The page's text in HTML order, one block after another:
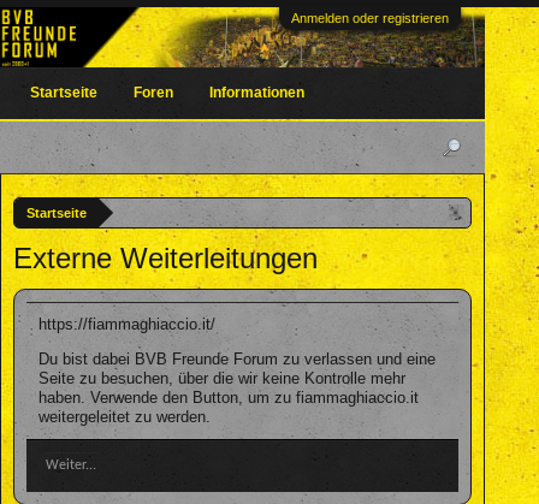
Anmelden oder registrieren
Startseite
Externe Weiterleitungen
https://fiammaghiaccio.it/
Du bist dabei BVB Freunde Forum zu verlassen und eine
Seite zu besuchen, über die wir keine Kontrolle mehr
haben. Verwende den Button, um zu fiammaghiaccio.it
weitergeleitet zu werden.
Weiter...
Startseite Foren Informationen